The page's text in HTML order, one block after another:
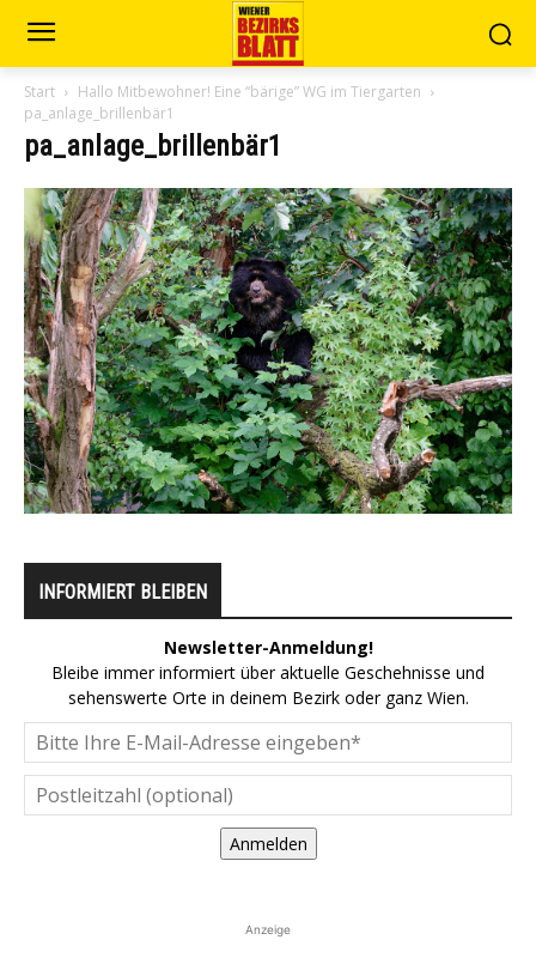
Start
Hallo Mitbewohner! Eine “bärige” WG im Tiergarten
pa_anlage_brillenbär1
pa_anlage_brillenbär1
INFORMIERT BLEIBEN
Newsletter-Anmeldung!
Bleibe immer informiert über aktuelle Geschehnisse und
sehenswerte Orte in deinem Bezirk oder ganz Wien.
Anmelden
Anzeige